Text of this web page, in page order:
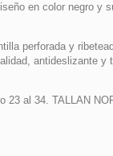
en color negro y
perforada y
antideslizante
23 al 34. TALLAN